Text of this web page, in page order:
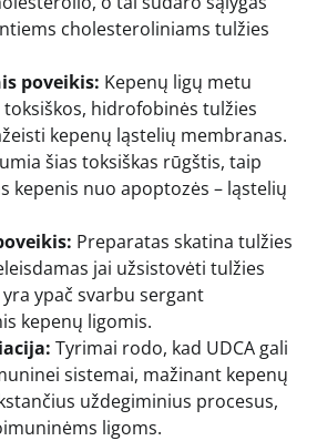
cholesteroliniams tulžies
poveikis: Kepenų ligų metu
hidrofobinės tulžies
kepenų ląstelių membranas.
šias toksiškas rūgštis, taip
kepenis nuo apoptozės – ląstelių
Preparatas skatina tulžies
jai užsistovėti tulžies
ypač svarbu sergant
kepenų ligomis.
Tyrimai rodo, kad UDCA gali
sistemai, mažinant kepenų
uždegiminius procesus,
ligoms.